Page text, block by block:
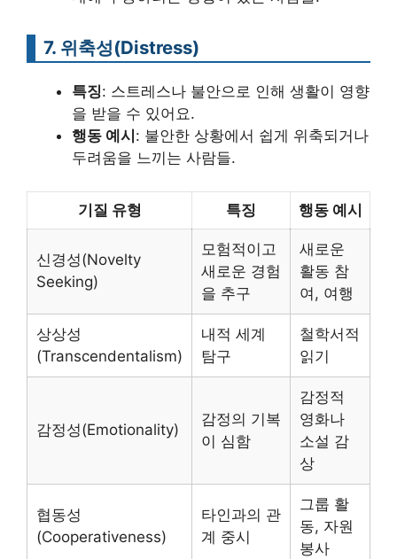
7. 위축성(Distress)
특징: 스트레스나 불안으로 인해 생활이 영향
을 받을 수 있어요.
행동 예시: 불안한 상황에서 쉽게 위축되거나
두려움을 느끼는 사람들.
기질 유형 특징 행동 예시
신경성(Novelty
Seeking)
모험적이고
새로운 경험
을 추구
새로운
활동 참
여, 여행
상상성
(Transcendentalism)
내적 세계
탐구
철학서적
읽기
감정성(Emotionality)
감정의 기복
이 심함
감정적
영화나
소설 감
상
협동성
(Cooperativeness)
타인과의 관
계 중시
그룹 활
동, 자원
봉사